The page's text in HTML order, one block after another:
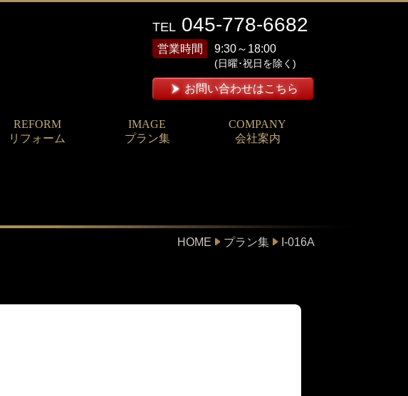
TEL 045-778-6682
営業時間 9:30～18:00
(日曜･祝日を除く)
お問い合わせはこちら
REFORM
リフォーム
IMAGE
プラン集
COMPANY
会社案内
HOME プラン集 I-016A